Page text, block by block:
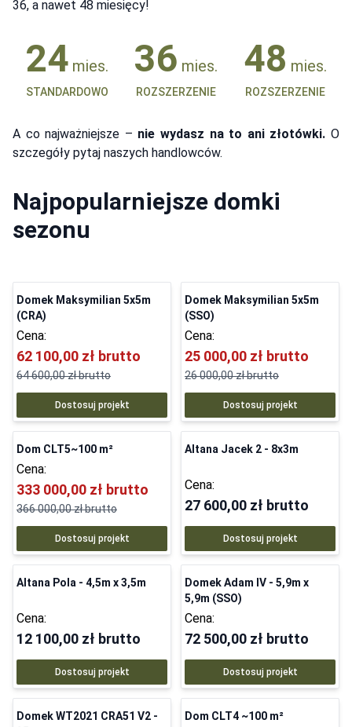
36, a nawet 48 miesięcy!
24 mies.
STANDARDOWO
36 mies.
ROZSZERZENIE
48 mies.
ROZSZERZENIE
A co najważniejsze – nie wydasz na to ani złotówki. O
szczegóły pytaj naszych handlowców.
Najpopularniejsze domki
sezonu
Domek Maksymilian 5x5m
(CRA)
Cena:
62 100,00 zł brutto
64 600,00 złbrutto
Dostosuj projekt
Domek Maksymilian 5x5m
(SSO)
Cena:
25 000,00 zł brutto
26 000,00 złbrutto
Dostosuj projekt
Dom CLT5~100 m²
Cena:
333 000,00 zł brutto
366 000,00 złbrutto
Dostosuj projekt
Altana Jacek 2 - 8x3m
Cena:
27 600,00 zł brutto
Dostosuj projekt
Altana Pola - 4,5m x 3,5m
Cena:
12 100,00 zł brutto
Dostosuj projekt
Domek Adam IV - 5,9m x
5,9m (SSO)
Cena:
72 500,00 zł brutto
Dostosuj projekt
Domek WT2021 CRA51 V2 -
Dom CLT4 ~100 m²